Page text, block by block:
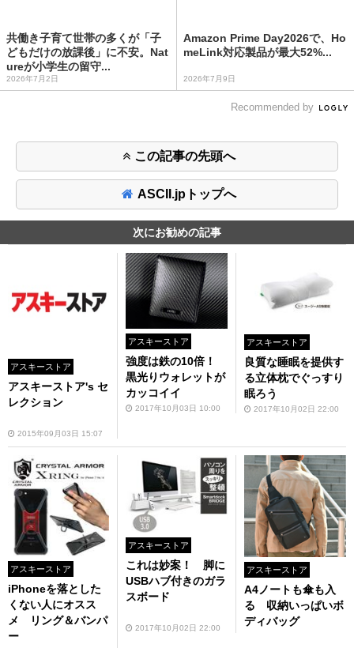
共働き子育て世帯の多くが「子
どもだけの放課後」に不安。Nat
ureが小学生の留守...
2026年7月2日
Amazon Prime Day2026で、Ho
meLink対応製品が最大52%...
2026年7月9日
Recommended by
この記事の先頭へ
ASCII.jpトップへ
次にお勧めの記事
アスキーストア
アスキーストア's セ
レクション
2015年09月03日 15:07
アスキーストア
強度は鉄の10倍！
黒光りウォレットが
カッコイイ
2017年10月03日 10:00
アスキーストア
良質な睡眠を提供す
る立体枕でぐっすり
眠ろう
2017年10月02日 22:00
アスキーストア
iPhoneを落とした
くない人にオスス
メ リング＆バンパ
ー
アスキーストア
これは妙案！ 脚に
USBハブ付きのガラ
スボード
2017年10月02日 22:00
アスキーストア
A4ノートも傘も入
る 収納いっぱいボ
ディバッグ